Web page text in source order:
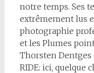
notre temps. Ses
extrêmement lus
photographie
et les Plumes
Thorsten
RIDE: ici, quelque